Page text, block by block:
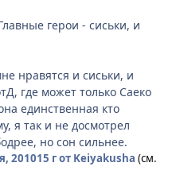
герои - сиськи, и
нравятся и сиськи, и
где может только Саеко
единственная кто
я так и не досмотрел
но сон сильнее.
201015 гот Keiyakusha (см.